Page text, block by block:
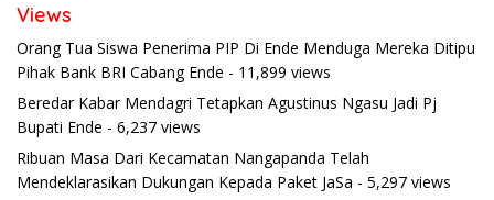
Views
Orang Tua Siswa Penerima PIP Di Ende Menduga Mereka Ditipu
Pihak Bank BRI Cabang Ende - 11,899 views
Beredar Kabar Mendagri Tetapkan Agustinus Ngasu Jadi Pj
Bupati Ende - 6,237 views
Ribuan Masa Dari Kecamatan Nangapanda Telah
Mendeklarasikan Dukungan Kepada Paket JaSa - 5,297 views